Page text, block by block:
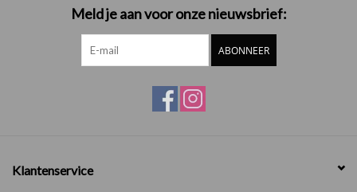
Meld je aan voor onze nieuwsbrief:
ABONNEER
Klantenservice